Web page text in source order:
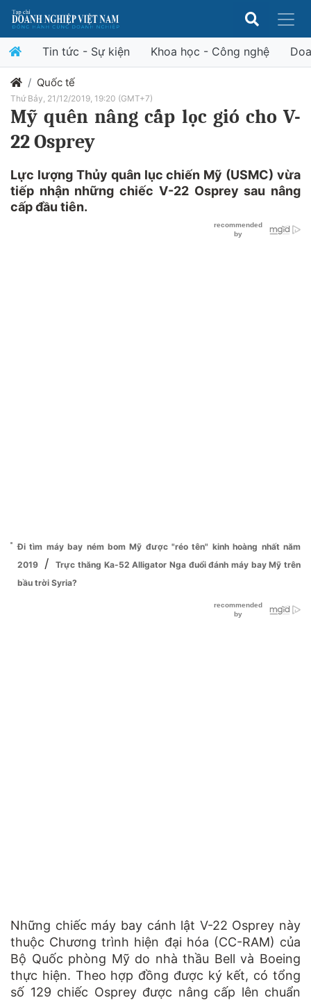
Tin tức - Sự kiện Khoa học - Công nghệ
Quốc tế
Thứ Bảy, 21/12/2019, 19:20 (GMT+7)
Mỹ quên nâng cấp lọc gió cho V-
22 Osprey
Lực lượng Thủy quân lục chiến Mỹ (USMC) vừa
tiếp nhận những chiếc V-22 Osprey sau nâng
cấp đầu tiên.
Đi tìm máy bay ném bom Mỹ được "réo tên" kinh hoàng nhất năm
2019
/
Trực thăng Ka-52 Alligator Nga đuổi đánh máy bay Mỹ trên
bầu trời Syria?
Những chiếc máy bay cánh lật V-22 Osprey này
thuộc Chương trình hiện đại hóa (CC-RAM) của
Bộ Quốc phòng Mỹ do nhà thầu Bell và Boeing
thực hiện. Theo hợp đồng được ký kết, có tổng
số 129 chiếc Osprey được nâng cấp lên chuẩn